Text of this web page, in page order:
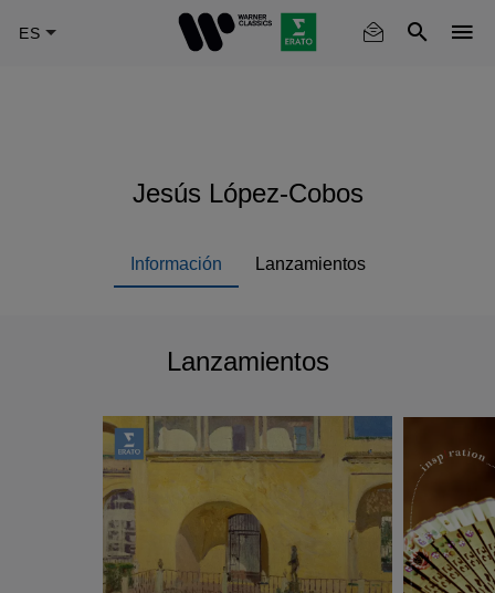
Jesús López-Cobos
Información Lanzamientos
Lanzamientos